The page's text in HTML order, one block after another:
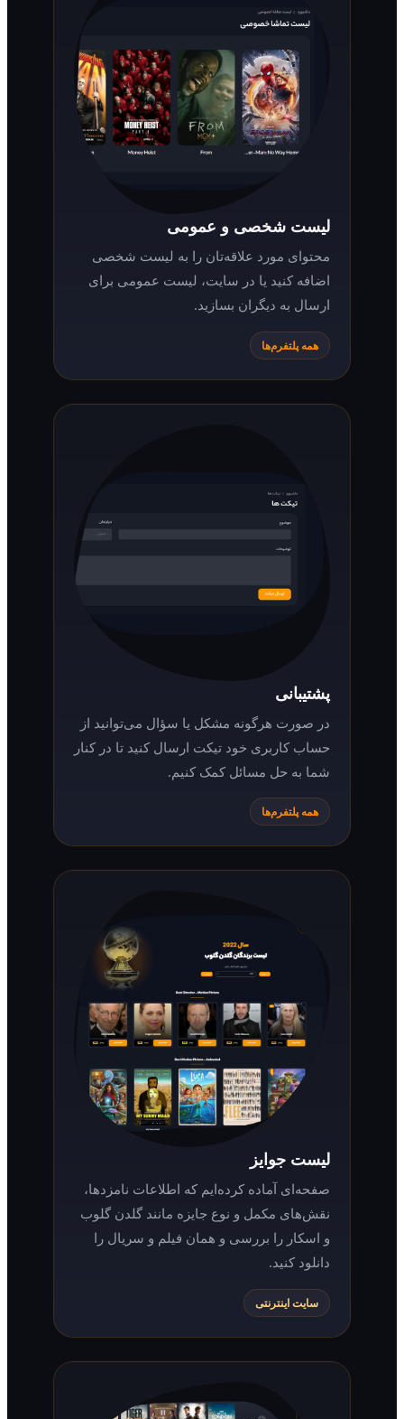
لیست شخصی و عمومی
محتوای مورد علاقه‌تان را به لیست شخصی
اضافه کنید یا در سایت، لیست عمومی برای
ارسال به دیگران بسازید.
همه پلتفرم‌ها
در صورت هرگونه مشکل یا سؤال می‌توانید از
حساب کاربری خود تیکت ارسال کنید تا در کنار
شما به حل مسائل کمک کنیم.
همه پلتفرم‌ها
لیست جوایز
صفحه‌ای آماده کرده‌ایم که اطلاعات نامزدها،
نقش‌های مکمل و نوع جایزه مانند گلدن گلوب
و اسکار را بررسی و همان فیلم و سریال را
سایت اینترنتی